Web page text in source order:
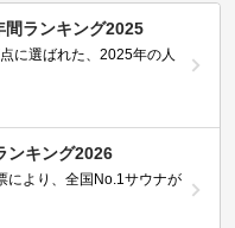
間ランキング2025
に選ばれた、2025年の人
ンキング2026
により、全国No.1サウナが